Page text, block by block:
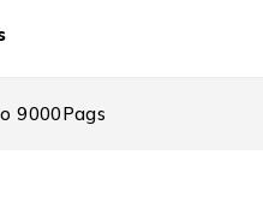
9000Pags